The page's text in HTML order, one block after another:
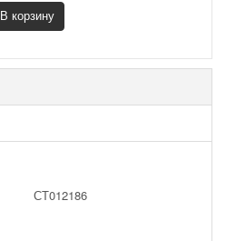
корзину
СТ012186